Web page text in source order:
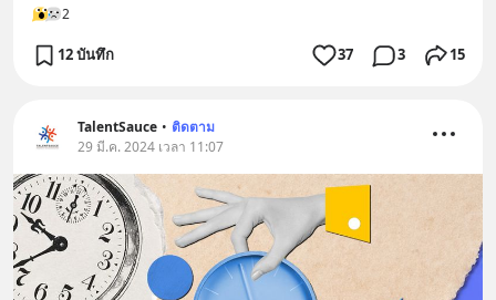
2
12 บันทึก 37 3 15
TalentSauce • ติดตาม
29 มี.ค. 2024 เวลา 11:07